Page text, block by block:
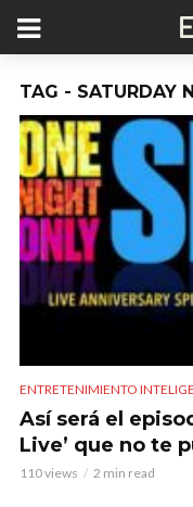
TAG - SATURDAY
ENTRETENIMIENTO
Así será el
Live’ que no te
110 views 2 min read